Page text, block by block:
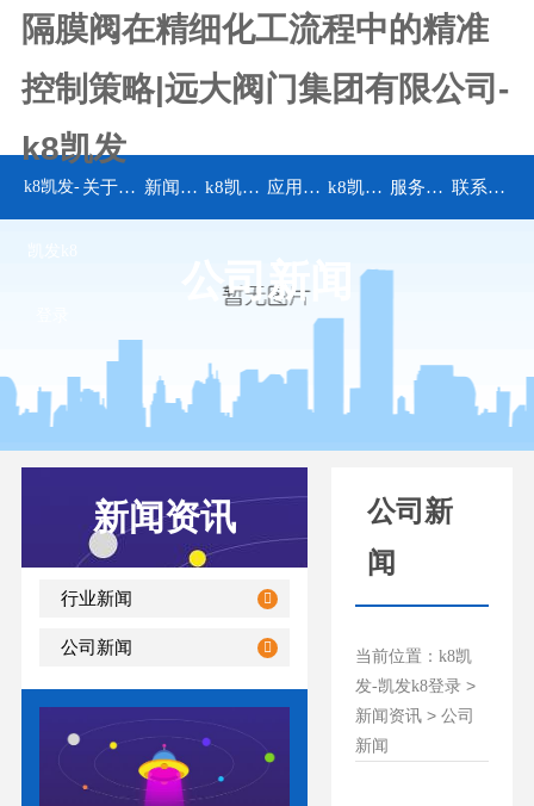
隔膜阀在精细化工流程中的精准
控制策略|远大阀门集团有限公司-
k8凯发
k8凯发- 关于k8凯发 新闻资讯 k8凯发的产品中心 应用领域 k8凯发的解决方案 服务承诺 联系k8凯发
公司新闻
新闻资讯
行业新闻
公司新闻
公司新
闻
当前位置： k8凯
发-凯发k8登录>
新闻资讯> 公司
新闻